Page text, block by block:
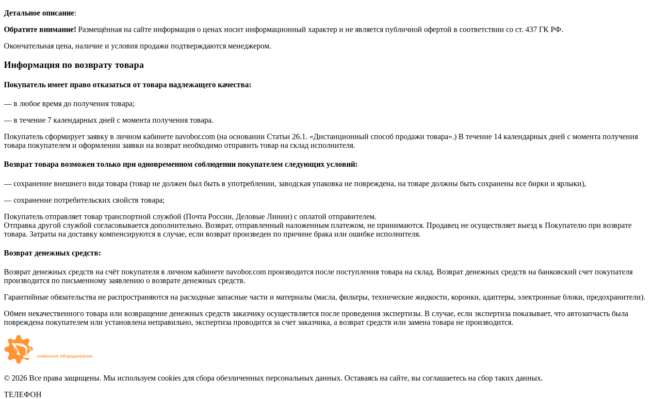
Детальное описание:
Обратите внимание! Размещённая на сайте информация о ценах носит информационный характер и не является публичной офертой в соответствии со ст. 437 ГК РФ.
Окончательная цена, наличие и условия продажи подтверждаются менеджером.
Информация по возврату товара
Покупатель имеет право отказаться от товара надлежащего качества:
— в любое время до получения товара;
— в течение 7 календарных дней с момента получения товара.
Покупатель сформирует заявку в личном кабинете navobor.com (на основании Статьи 26.1. «Дистанционный способ продажи товара».) В течение 14 календарных дней с момента получения
товара покупателем и оформлении заявки на возврат необходимо отправить товар на склад исполнителя.
Возврат товара возможен только при одновременном соблюдении покупателем следующих условий:
— сохранение внешнего вида товара (товар не должен был быть в употреблении, заводская упаковка не повреждена, на товаре должны быть сохранены все бирки и ярлыки),
— сохранение потребительских свойств товара;
Покупатель отправляет товар транспортной службой (Почта России, Деловые Линии) с оплатой отправителем.
Отправка другой службой согласовывается дополнительно. Возврат, отправленный наложенным платежом, не принимаются. Продавец не осуществляет выезд к Покупателю при возврате
товара. Затраты на доставку компенсируются в случае, если возврат произведен по причине брака или ошибке исполнителя.
Возврат денежных средств:
Возврат денежных средств на счёт покупателя в личном кабинете navobor.com производится после поступления товара на склад. Возврат денежных средств на банковский счет покупателя
производится по письменному заявлению о возврате денежных средств.
Гарантийные обязательства не распространяются на расходные запасные части и материалы (масла, фильтры, технические жидкости, коронки, адаптеры, электронные блоки, предохранители).
Обмен некачественного товара или возвращение денежных средств заказчику осуществляется после проведения экспертизы. В случае, если экспертиза показывает, что автозапчасть была
повреждена покупателем или установлена неправильно, экспертиза проводится за счет заказчика, а возврат средств или замена товара не производится.
© 2026 Все права защищены. Мы используем cookies для сбора обезличенных персональных данных. Оставаясь на сайте, вы соглашаетесь на сбор таких данных.
ТЕЛЕФОН